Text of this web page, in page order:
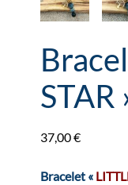
STAR
37,00€
Bracelet «